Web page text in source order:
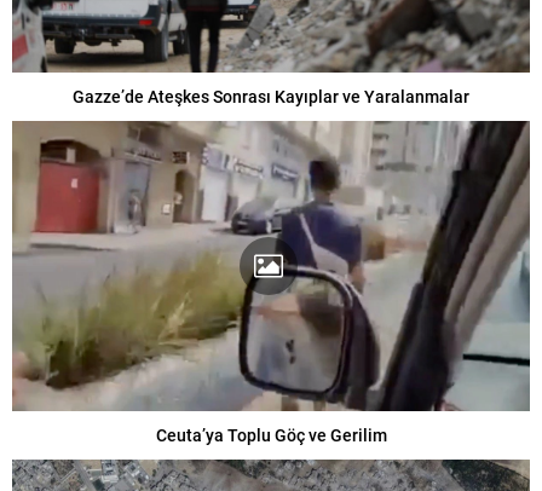
Gazze’de Ateşkes Sonrası Kayıplar ve Yaralanmalar
Ceuta’ya Toplu Göç ve Gerilim